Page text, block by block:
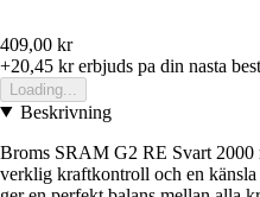
409,00 kr
+20,45 krerbjuds pa din nasta
Loading...
Beskrivning
Broms SRAM G2 RE Svart 2000
verklig kraftkontroll och en känsla